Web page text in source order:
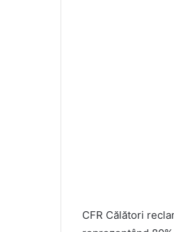
CFR Călători